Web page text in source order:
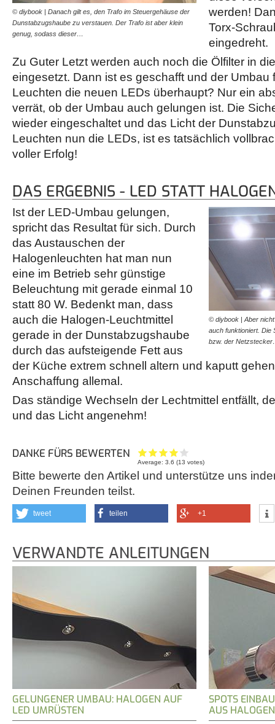
© diybook | Danach gilt es, den Trafo im Steuergehäuse der
Dunstabzugshaube zu verstauen. Der Trafo ist aber klein
genug, sodass dieser…
© diybook |
Beginn entfernten Torx-
werden!
Torx-
eingedreht.
Zu Guter Letzt werden auch noch die Ölfilter in
eingesetzt. Dann ist es geschafft und der Umbau
Leuchten die neuen LEDs überhaupt? Nur ein
verrät, ob der Umbau auch gelungen ist. Die
wieder eingeschaltet und das Licht der
Leuchten nun die LEDs, ist es tatsächlich
voller Erfolg!
DAS ERGEBNIS - LED STATT
© diybook | Aber
auch funktioniert. Die
bzw. der
Ist der LED-Umbau gelungen,
spricht das Resultat für sich. Durch
das Austauschen der
Halogenleuchten hat man nun
eine im Betrieb sehr günstige
Beleuchtung mit gerade einmal 10
statt 80 W. Bedenkt man, dass
auch die Halogen-Leuchtmittel
gerade in der Dunstabzugshaube
durch das aufsteigende Fett aus
der Küche extrem schnell altern und kaputt
Anschaffung allemal.
Das ständige Wechseln der Lechtmittel entfällt,
und das Licht angenehm!
DANKE FÜRS BEWERTEN
Average:3.6 (13 votes)
Bitte bewerte den Artikel und unterstütze uns
Deinen Freunden teilst.
tweet teilen +1
VERWANDTE ANLEITUNGEN
GELUNGENER UMBAU: HALOGEN AUF
LED UMRÜSTEN
SPOTS
AUS HALOGEN